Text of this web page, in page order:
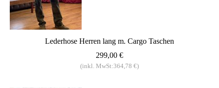
Lederhose Herren lang m. Cargo Taschen
299,00 €
(inkl. MwSt:364,78 €)